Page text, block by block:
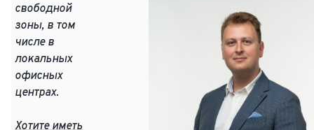
свободной
зоны, в том
числе в
локальных
офисных
центрах.
Хотите иметь